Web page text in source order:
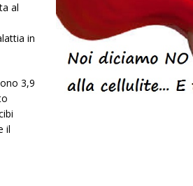
al
in
3,9
il